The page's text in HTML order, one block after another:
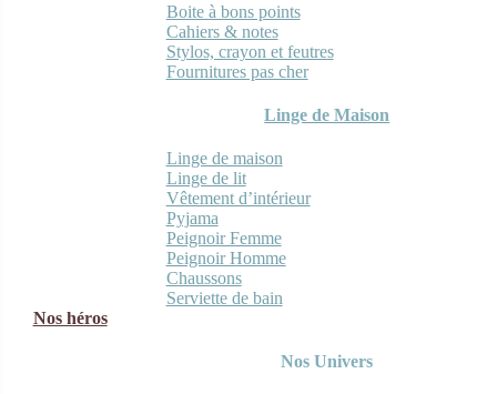
Boite à bons points
Cahiers & notes
Stylos, crayon et feutres
Fournitures pas cher
Linge de Maison
Linge de maison
Linge de lit
Vêtement d’intérieur
Pyjama
Peignoir Femme
Peignoir Homme
Chaussons
Serviette de bain
Nos héros
Nos Univers